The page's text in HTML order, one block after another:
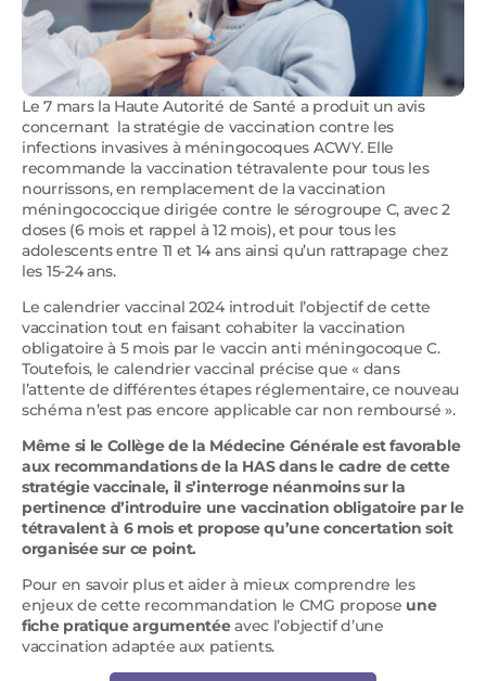
Le 7 mars la Haute Autorité de Santé a produit un avis
concernant la stratégie de vaccination contre les
infections invasives à méningocoques ACWY. Elle
recommande la vaccination tétravalente pour tous les
nourrissons, en remplacement de la vaccination
méningococcique dirigée contre le sérogroupe C, avec 2
doses (6 mois et rappel à 12 mois), et pour tous les
adolescents entre 11 et 14 ans ainsi qu’un rattrapage chez
les 15-24 ans.
Le calendrier vaccinal 2024 introduit l’objectif de cette
vaccination tout en faisant cohabiter la vaccination
obligatoire à 5 mois par le vaccin anti méningocoque C.
Toutefois, le calendrier vaccinal précise que « dans
l’attente de différentes étapes réglementaire, ce nouveau
schéma n’est pas encore applicable car non remboursé ».
Même si le Collège de la Médecine Générale est favorable
aux recommandations de la HAS dans le cadre de cette
stratégie vaccinale, il s’interroge néanmoins sur la
pertinence d’introduire une vaccination obligatoire par le
tétravalent à 6 mois et propose qu’une concertation soit
organisée sur ce point.
Pour en savoir plus et aider à mieux comprendre les
enjeux de cette recommandation le CMG propose une
fiche pratique argumentéeavec l’objectif d’une
vaccination adaptée aux patients.